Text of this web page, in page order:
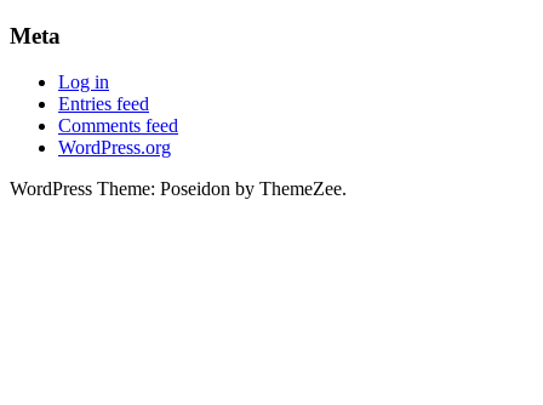
Meta
Log in
Entries feed
Comments feed
WordPress.org
WordPress Theme: Poseidon by ThemeZee.